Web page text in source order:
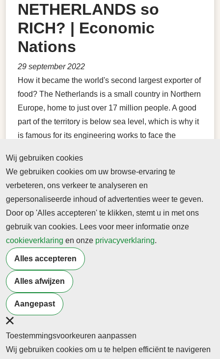
NETHERLANDS so
RICH? | Economic
Nations
29 september 2022
How it became the world's second largest exporter of
food? The Netherlands is a small country in Northern
Europe, home to just over 17 million people. A good
part of the territory is below sea level, which is why it
is famous for its engineering works to face the
being one of the most stable and wealthy countries in
the world.
Terug naar nieuwsoverzicht
Wij gebruiken cookies
We gebruiken cookies om uw browse-ervaring te
verbeteren, ons verkeer te analyseren en
gepersonaliseerde inhoud of advertenties weer te geven.
Door op 'Alles accepteren' te klikken, stemt u in met ons
gebruik van cookies. Lees voor meer informatie onze
cookieverklaring en onze privacyverklaring.
Alles accepteren
Alles afwijzen
Aangepast
Toestemmingsvoorkeuren aanpassen
Wij gebruiken cookies om u te helpen efficiënt te navigeren